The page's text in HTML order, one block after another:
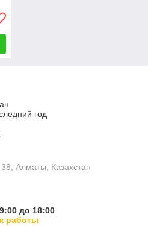
год
Алматы, Казахстан
до 18:00
работы